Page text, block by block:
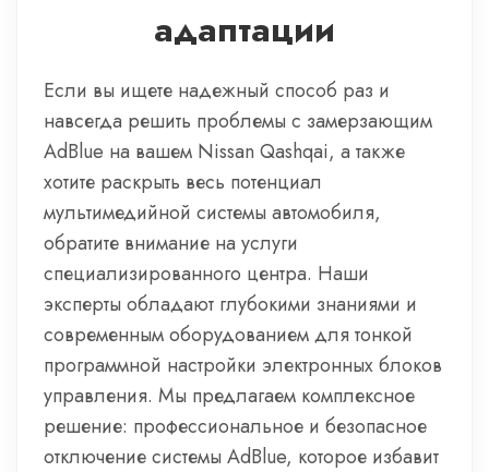
адаптации
Если вы ищете надежный способ раз и
навсегда решить проблемы с замерзающим
AdBlue на вашем Nissan Qashqai, а также
хотите раскрыть весь потенциал
мультимедийной системы автомобиля,
обратите внимание на услуги
специализированного центра. Наши
эксперты обладают глубокими знаниями и
современным оборудованием для тонкой
программной настройки электронных блоков
управления. Мы предлагаем комплексное
решение: профессиональное и безопасное
отключение системы AdBlue, которое избавит